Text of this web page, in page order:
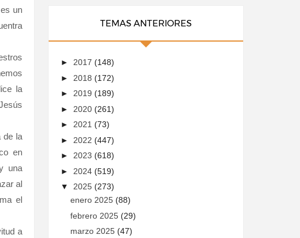
un
la
de la
en
una
al
el
a
TEMAS ANTERIORES
► 2017 (148)
► 2018 (172)
► 2019 (189)
► 2020 (261)
► 2021 (73)
► 2022 (447)
► 2023 (618)
► 2024 (519)
▼ 2025 (273)
enero 2025 (88)
febrero 2025 (29)
marzo 2025 (47)